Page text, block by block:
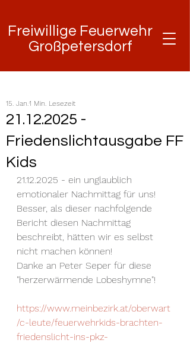
Freiwillige Feuerwehr
Großpetersdorf
Freiwillige Feuerwehr
Großpetersdorf
21.12.2025 -
Friedenslichtausgabe FF
Kids
15. Jan.1 Min. Lesezeit
21.12.2025 - ein unglaublich
emotionaler Nachmittag für uns!
Besser, als dieser nachfolgende
Bericht diesen Nachmittag
beschreibt, hätten wir es selbst
nicht machen können!
Danke an Peter Seper für diese
"herzerwärmende Lobeshymne"!
https://www.meinbezirk.at/oberwart
/c-leute/feuerwehrkids-brachten-
friedenslicht-ins-pkz-